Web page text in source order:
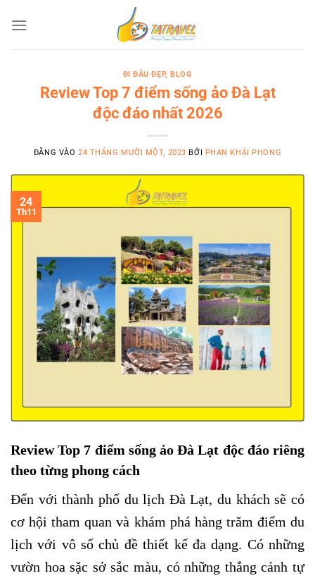
qua
ĐI ĐÂU ĐẸP,BLOG
Review Top 7 điểm sống ảo Đà Lạt
độc đáo nhất 2026
ĐĂNG VÀO 24 THÁNG MƯỜI MỘT, 2023 BỞI PHAN KHẢI PHONG
24
Th11
Review Top 7 điểm sống ảo Đà Lạt độc đáo riêng
theo từng phong cách
Đến với thành phố du lịch Đà Lạt, du khách sẽ có
cơ hội tham quan và khám phá hàng trăm điểm du
lịch với vô số chủ đề thiết kế đa dạng. Có những
vườn hoa sặc sở sắc màu, có những thắng cảnh tự